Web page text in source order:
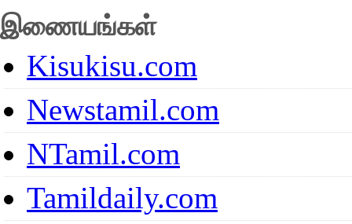
இணையங்கள்
Kisukisu.com
Newstamil.com
NTamil.com
Tamildaily.com